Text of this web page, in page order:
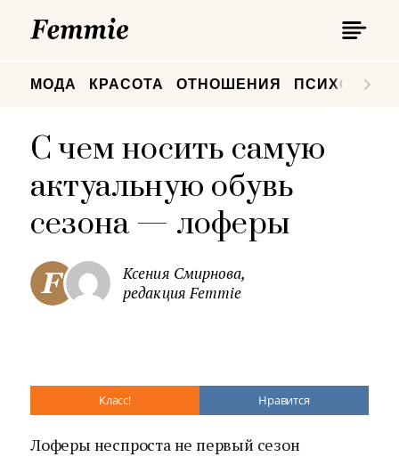
МОДА КРАСОТА ОТНОШЕНИЯ
С чем носить самую
актуальную обувь
сезона — лоферы
Ксения Смирнова,
редакция Femmie
Класс! Нравится
Лоферы неспроста не первый сезон